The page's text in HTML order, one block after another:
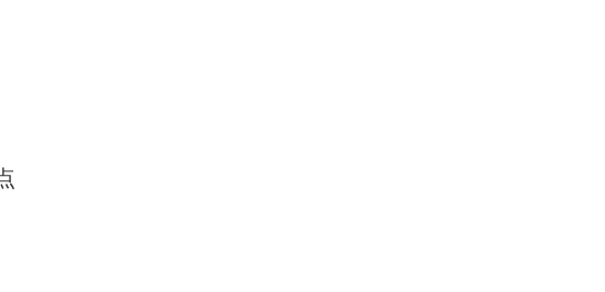
评出？中国烹饪协会回